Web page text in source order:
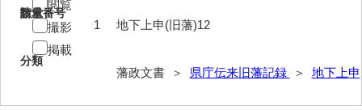
請求番号
地下上申(旧藩)12
分類
藩政文書 ＞ 県庁伝来旧藩記録 ＞ 地下上申
数量
1
閲覧
撮影
掲載